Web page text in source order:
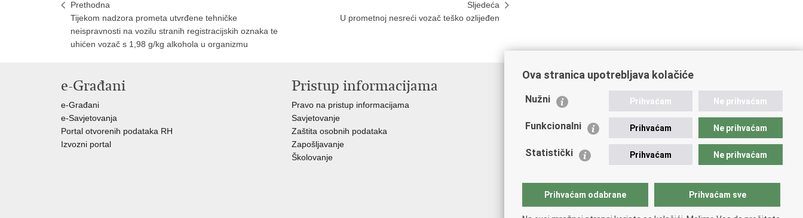
Prethodna
Tijekom nadzora prometa utvrđene tehničke
neispravnosti na vozilu stranih registracijskih oznaka te
uhićen vozač s 1,98 g/kg alkohola u organizmu
Sljedeća
U prometnoj nesreći vozač teško ozlijeđen
e-Građani
e-Građani
e-Savjetovanja
Portal otvorenih podataka RH
Izvozni portal
Pristup informacijama
Pravo na pristup informacijama
Savjetovanje
Zaštita osobnih podataka
Zapošljavanje
Školovanje
Važne poveznice
Ministarstvo unutarnjih poslova
Udruge
Policijska akademija
Zaklada policijske solidarnosti
Centar za forenzična ispitivanja, istraživanja i vještačenja
"Ivan Vučetić"
Ova stranica upotrebljava kolačiće
Nužni Prihvaćam Ne prihvaćam
Funkcionalni Prihvaćam Ne prihvaćam
Statistički Prihvaćam Ne prihvaćam
Prihvaćam odabrane Prihvaćam sve